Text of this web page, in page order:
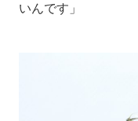
いんです」